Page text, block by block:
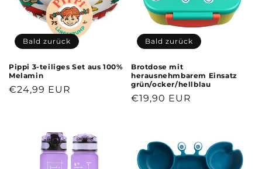
Bald zurück
Pippi 3-teiliges Set aus 100%
Melamin
Normaler
€24,99 EUR
Bald zurück
Brotdose mit
herausnehmbarem Einsatz
grün/ocker/hellblau
Normaler
€19,90 EUR